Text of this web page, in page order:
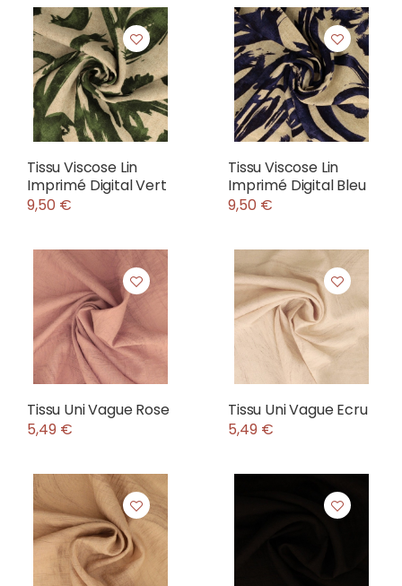
Tissu Viscose Lin
Imprimé Digital Vert
9,50 €
Tissu Viscose Lin
Imprimé Digital Bleu
9,50 €
Tissu Uni Vague Rose
5,49 €
Tissu Uni Vague Ecru
5,49 €